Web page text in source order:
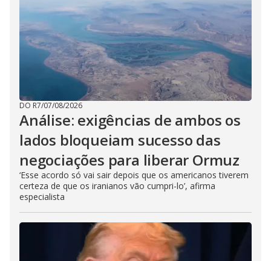
DO R7/07/08/2026
Análise: exigências de ambos os
lados bloqueiam sucesso das
negociações para liberar Ormuz
‘Esse acordo só vai sair depois que os americanos tiverem
certeza de que os iranianos vão cumpri-lo’, afirma
especialista